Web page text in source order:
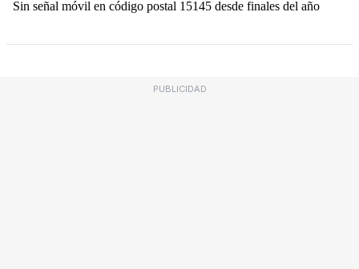
PUBLICIDAD